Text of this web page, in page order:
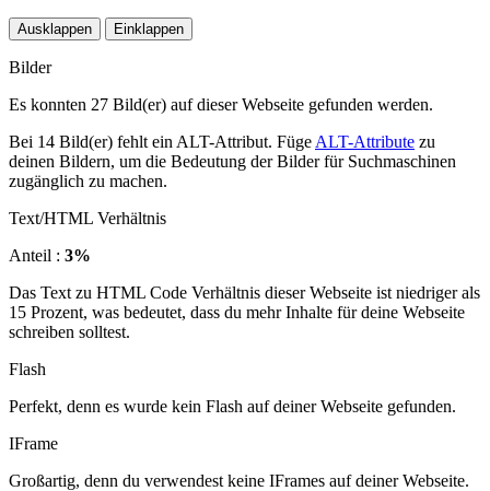
Ausklappen Einklappen
Bilder
Es konnten 27 Bild(er) auf dieser Webseite gefunden werden.
Bei 14 Bild(er) fehlt ein ALT-Attribut. Füge ALT-Attribute zu
deinen Bildern, um die Bedeutung der Bilder für Suchmaschinen
zugänglich zu machen.
Text/HTML Verhältnis
Anteil : 3%
Das Text zu HTML Code Verhältnis dieser Webseite ist niedriger als
15 Prozent, was bedeutet, dass du mehr Inhalte für deine Webseite
schreiben solltest.
Flash
Perfekt, denn es wurde kein Flash auf deiner Webseite gefunden.
IFrame
Großartig, denn du verwendest keine IFrames auf deiner Webseite.